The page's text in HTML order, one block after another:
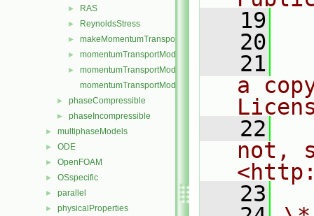
► RAS
► ReynoldsStress
► makeMomentumTransportModel.H
► momentumTransportModel.C
►
momentumTransportModel.H
momentumTransportModelTemplates.C
► phaseCompressible
► phaseIncompressible
► multiphaseModels
► ODE
► OpenFOAM
► OSspecific
► parallel
► physicalProperties
   19
   20
   21
a
   22
not,
   23